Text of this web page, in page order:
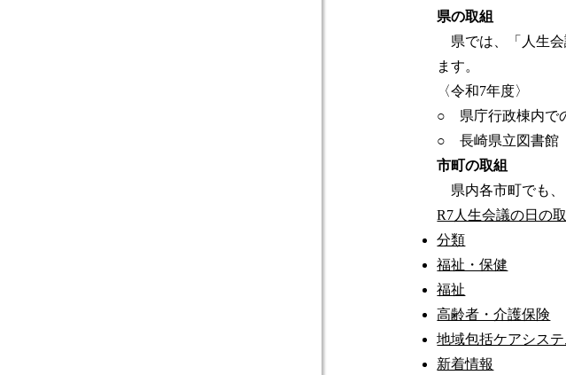
県の取組
県では、「人生会
ます。
〈令和7年度〉
○ 県庁行政棟内で
○ 長崎県立図書館
市町の取組
県内各市町でも、
R7人生会議の日の
分類
福祉・保健
福祉
高齢者・介護保険
地域包括ケアシステ
新着情報